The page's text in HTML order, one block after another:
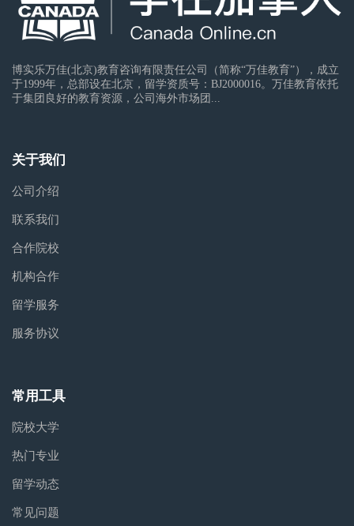
博实乐万佳(北京)教育咨询有限责任公司（简称“万佳教育”），成立
于1999年，总部设在北京，留学资质号：BJ2000016。万佳教育依托
于集团良好的教育资源，公司海外市场团...
关于我们
公司介绍
联系我们
合作院校
机构合作
留学服务
服务协议
常用工具
院校大学
热门专业
留学动态
常见问题